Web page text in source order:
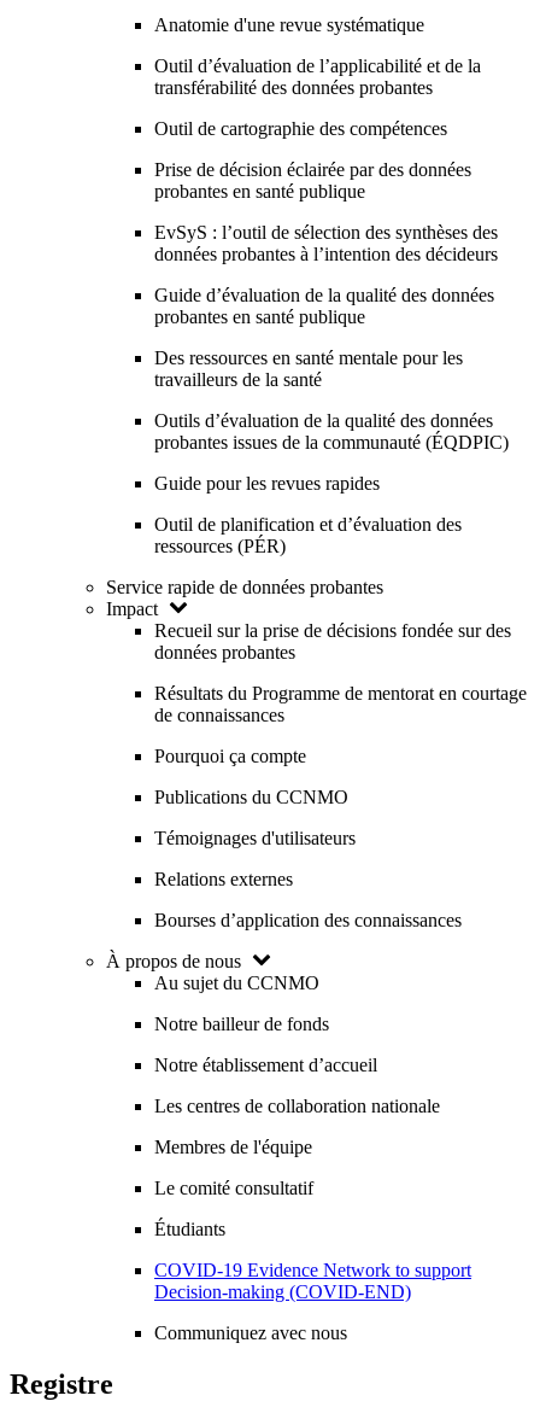
Anatomie d'une revue systématique
Outil d’évaluation de l’applicabilité et de la
transférabilité des données probantes
Outil de cartographie des compétences
Prise de décision éclairée par des données
probantes en santé publique
EvSyS : l’outil de sélection des synthèses des
données probantes à l’intention des décideurs
Guide d’évaluation de la qualité des données
probantes en santé publique
Des ressources en santé mentale pour les
travailleurs de la santé
Outils d’évaluation de la qualité des données
probantes issues de la communauté (ÉQDPIC)
Guide pour les revues rapides
Outil de planification et d’évaluation des
ressources (PÉR)
Service rapide de données probantes
Impact
Recueil sur la prise de décisions fondée sur des
données probantes
Résultats du Programme de mentorat en courtage
de connaissances
Pourquoi ça compte
Publications du CCNMO
Témoignages d'utilisateurs
Relations externes
Bourses d’application des connaissances
À propos de nous
Au sujet du CCNMO
Notre bailleur de fonds
Notre établissement d’accueil
Les centres de collaboration nationale
Membres de l'équipe
Le comité consultatif
Étudiants
COVID-19 Evidence Network to support
Decision-making (COVID-END)
Communiquez avec nous
Registre